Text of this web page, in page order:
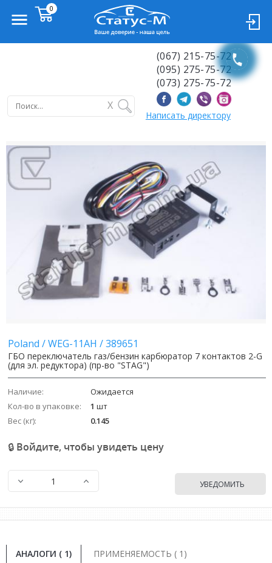
X
(067) 215-75-72
(095) 275-75-72
(073) 275-75-72
Написать директору
Poland /WEG-11AH /389651
ГБО переключатель газ/бензин карбюратор 7 контактов 2-G
(для эл. редуктора) (пр-во "STAG")
Наличие:
Ожидается
Кол-во в упаковке:
1 шт
Вес (кг):
0.145
🔒 Войдите, чтобы увидеть цену
УВЕДОМИТЬ
АНАЛОГИ ( 1)
ПРИМЕНЯЕМОСТЬ ( 1)